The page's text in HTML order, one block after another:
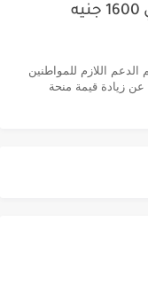
وزارة التموين تعلن عن دعم إضافي 1600 جنيه
الدعم اللازم للمواطنين
عن زيادة قيمة منحة